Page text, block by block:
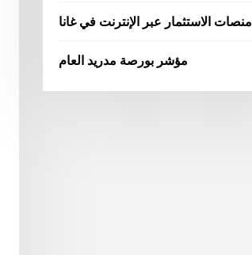
منصات الاستثمار عبر الإنترنت في غانا
مؤشر بورصة مدريد العام